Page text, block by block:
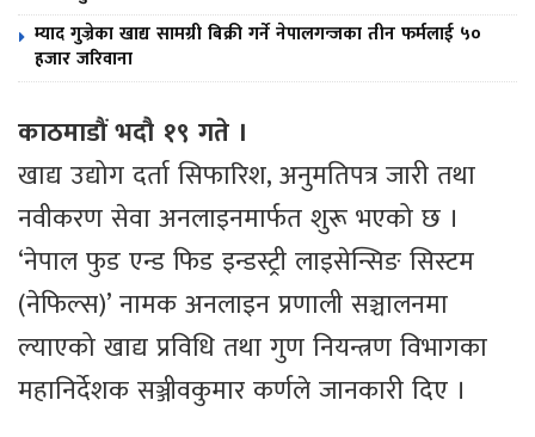
म्याद गुज्रेका खाद्य सामग्री बिक्री गर्ने नेपालगन्जका तीन फर्मलाई ५०
हजार जरिवाना
काठमाडौं भदौ १९ गते ।
खाद्य उद्योग दर्ता सिफारिश, अनुमतिपत्र जारी तथा
नवीकरण सेवा अनलाइनमार्फत शुरू भएको छ ।
‘नेपाल फुड एन्ड फिड इन्डस्ट्री लाइसेन्सिङ सिस्टम
(नेफिल्स)’ नामक अनलाइन प्रणाली सञ्चालनमा
ल्याएको खाद्य प्रविधि तथा गुण नियन्त्रण विभागका
महानिर्देशक सञ्जीवकुमार कर्णले जानकारी दिए ।